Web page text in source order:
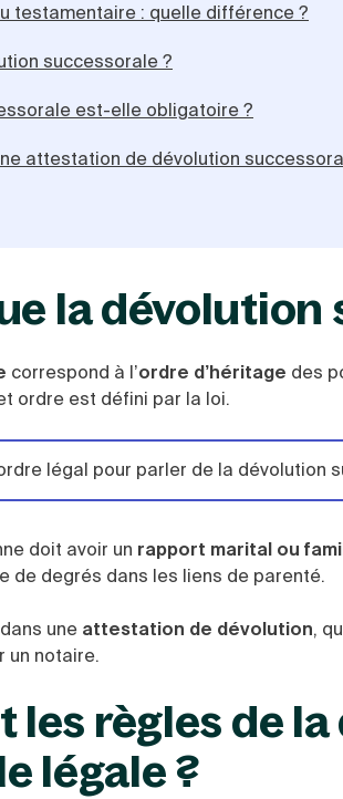
testamentaire : quelle différence ?
successorale ?
est-elle obligatoire ?
attestation de dévolution
la dévolution
correspond à l’ordre d’héritage des
ordre est défini par la loi.
légal pour parler de la dévolution
doit avoir un rapport marital ou
de degrés dans les liens de parenté.
une attestation de dévolution,
un notaire.
les règles de
légale ?